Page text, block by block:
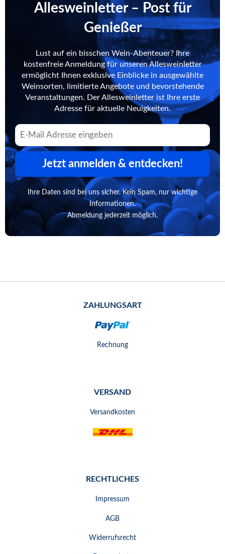
Allesweinletter – Post für
Genießer
Lust auf ein bisschen Wein-Abenteuer? Ihre
kostenfreie Anmeldung für unseren Allesweinletter
ermöglicht Ihnen exklusive Einblicke in ausgewählte
Weinsorten, limitierte Angebote und bevorstehende
Veranstaltungen. Der Allesweinletter ist Ihre erste
Adresse für aktuelle Neuigkeiten.
Jetzt anmelden & entdecken!
Ihre Daten sind bei uns sicher. Kein Spam, nur wichtige
Informationen.
Abmeldung jederzeit möglich.
ZAHLUNGSART
Rechnung
VERSAND
Versandkosten
RECHTLICHES
Impressum
AGB
Widerrufsrecht